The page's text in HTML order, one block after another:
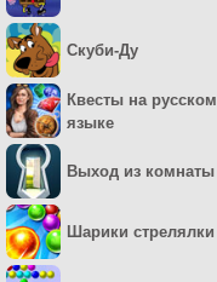
Скуби-Ду
Квесты на русском
языке
Выход из комнаты
Шарики стрелялки